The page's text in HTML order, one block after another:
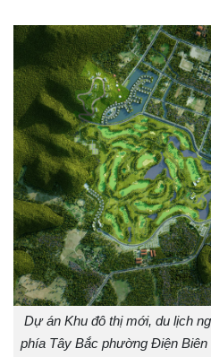
Dự án Khu đô thị mới, du lịch
phía Tây Bắc phường Điện